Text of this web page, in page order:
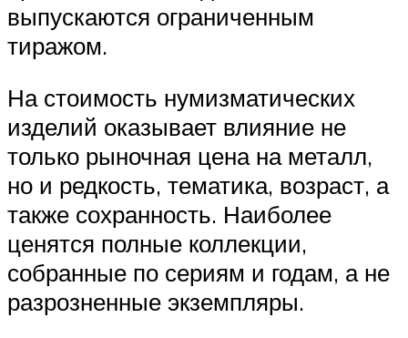
выпускаются ограниченным
тиражом.
На стоимость нумизматических
изделий оказывает влияние не
только рыночная цена на металл,
но и редкость, тематика, возраст, а
также сохранность. Наиболее
ценятся полные коллекции,
собранные по сериям и годам, а не
разрозненные экземпляры.